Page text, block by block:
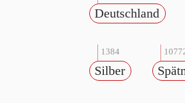
Deutschland
1384
Silber